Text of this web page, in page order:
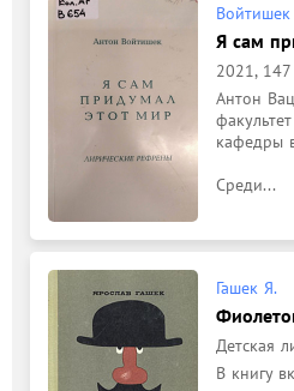
Я сам
2021, 147
Антон
кафедры
Среди...
Гашек Я.
Детская
В книгу